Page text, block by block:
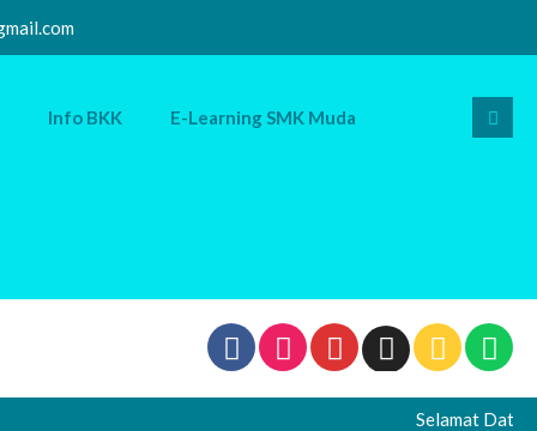
Info BKK E-Learning SMK Muda
Selamat Datang di